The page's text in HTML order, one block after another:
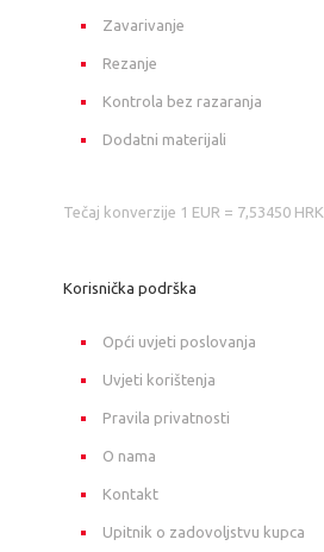
Zavarivanje
Rezanje
Kontrola bez razaranja
Dodatni materijali
Tečaj konverzije 1 EUR = 7,53450 HRK
Korisnička podrška
Opći uvjeti poslovanja
Uvjeti korištenja
Pravila privatnosti
O nama
Kontakt
Upitnik o zadovoljstvu kupca